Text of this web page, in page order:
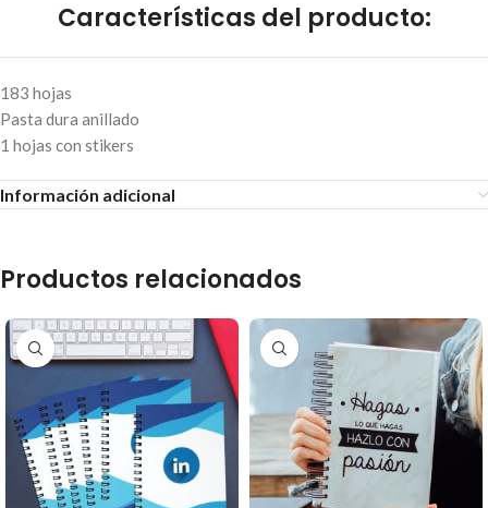
Características del producto:
183 hojas
Pasta dura anillado
1 hojas con stikers
Información adicional
Productos relacionados